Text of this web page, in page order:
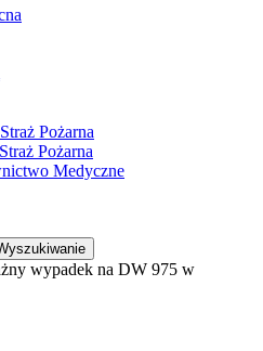
Pożarna
Pożarna
Medyczne
wypadek na DW 975 w